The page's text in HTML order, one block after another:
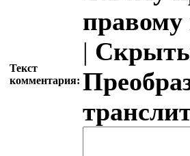
Текст
комментария:
|